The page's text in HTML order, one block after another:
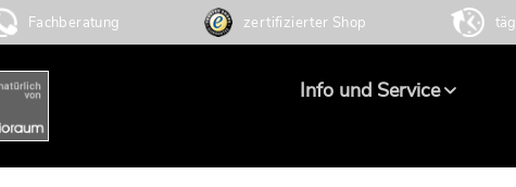
Fachberatung zertifizierter Shop
Info und Service